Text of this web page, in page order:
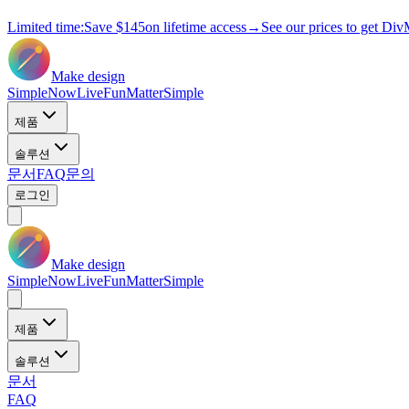
Limited time:Save $145on lifetime access→ See our prices to get
Make design
SimpleNowLiveFunMatterSimple
제품
솔루션
문서FAQ문의
로그인
Make design
SimpleNowLiveFunMatterSimple
제품
솔루션
문서
FAQ